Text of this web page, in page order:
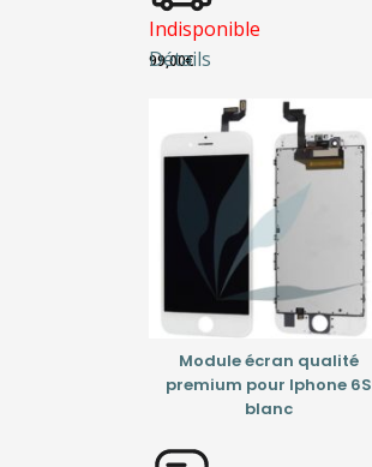
Détails
Indisponible
99,00€
Module écran qualité
premium pour Iphone 6S
blanc